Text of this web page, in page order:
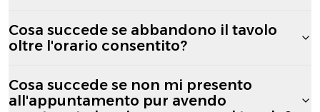
Cosa succede se abbandono il tavolo
oltre l'orario consentito?
Cosa succede se non mi presento
all'appuntamento pur avendo